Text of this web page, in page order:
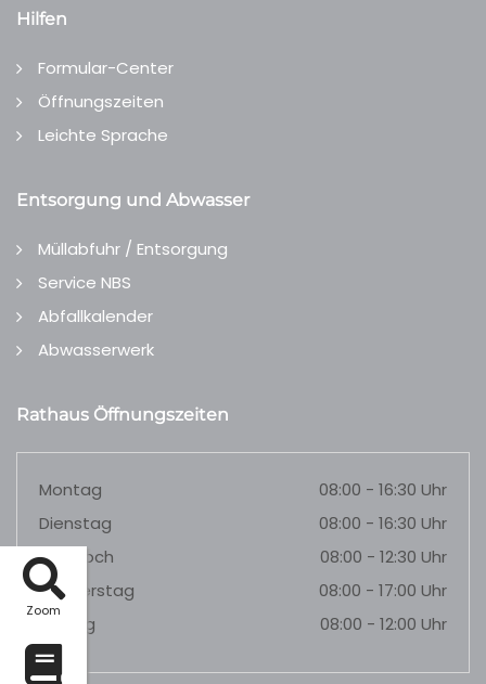
Zoom
Hilfen
Formular-Center
Öffnungszeiten
Leichte Sprache
Entsorgung und Abwasser
Müllabfuhr / Entsorgung
Service NBS
Abfallkalender
Abwasserwerk
Rathaus Öffnungszeiten
Montag
08:00 - 16:30 Uhr
Dienstag
08:00 - 16:30 Uhr
Mittwoch
08:00 - 12:30 Uhr
Donnerstag
08:00 - 17:00 Uhr
Freitag
08:00 - 12:00 Uhr